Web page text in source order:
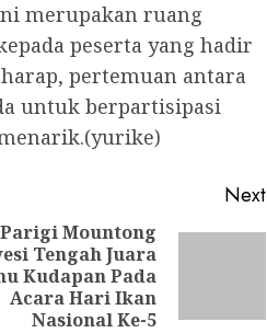
merupakan ruang
peserta yang hadir
pertemuan antara
untuk berpartisipasi
Next
Mountong
Tengah Juara
Kudapan Pada
Acara Hari Ikan
Nasional Ke-5